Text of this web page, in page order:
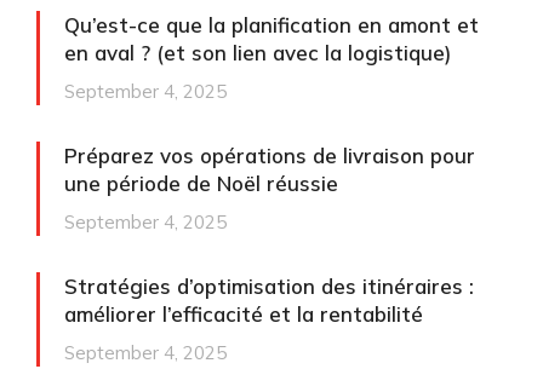
Qu’est-ce que la planification en amont et
en aval ? (et son lien avec la logistique)
September 4, 2025
Préparez vos opérations de livraison pour
une période de Noël réussie
September 4, 2025
Stratégies d’optimisation des itinéraires :
améliorer l’efficacité et la rentabilité
September 4, 2025